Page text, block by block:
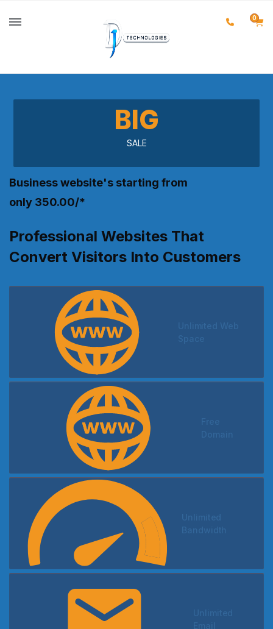
0
BIG
SALE
Business website's starting from
only ₹350.00/*
Professional Websites That
Convert Visitors Into Customers
Unlimited Web
Space